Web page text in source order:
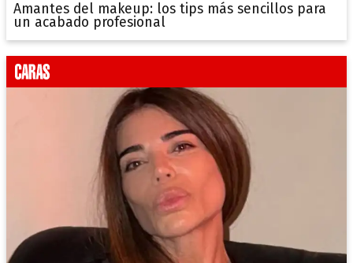
Amantes del makeup: los tips más sencillos para
un acabado profesional